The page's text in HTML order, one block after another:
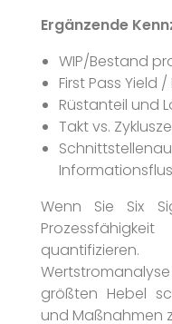
Ergänzende
WIP/Bestand
First Pass
Rüstanteil und
Takt vs.
Wenn Sie Six
größten Hebel
und Maßnahmen